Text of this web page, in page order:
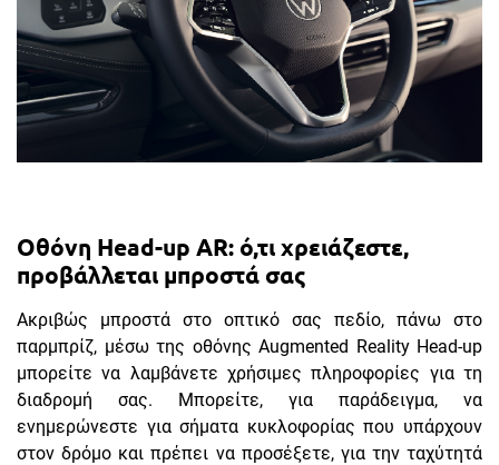
Οθόνη Head-up AR: ό,τι χρειάζεστε,
προβάλλεται μπροστά σας
Ακριβώς μπροστά στο οπτικό σας πεδίο, πάνω στο
παρμπρίζ, μέσω της οθόνης Augmented Reality Head-up
μπορείτε να λαμβάνετε χρήσιμες πληροφορίες για τη
διαδρομή σας. Μπορείτε, για παράδειγμα, να
ενημερώνεστε για σήματα κυκλοφορίας που υπάρχουν
στον δρόμο και πρέπει να προσέξετε, για την ταχύτητά